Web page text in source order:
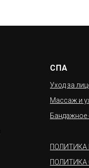
СПА
Уход за
Массаж и
Бандажное
ПОЛИТИКА